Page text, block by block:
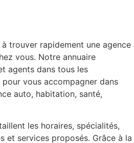
trouver rapidement une agence
vous. Notre annuaire
agents dans tous les
vous accompagner dans
auto, habitation, santé,
les horaires, spécialités,
et services proposés. Grâce à la